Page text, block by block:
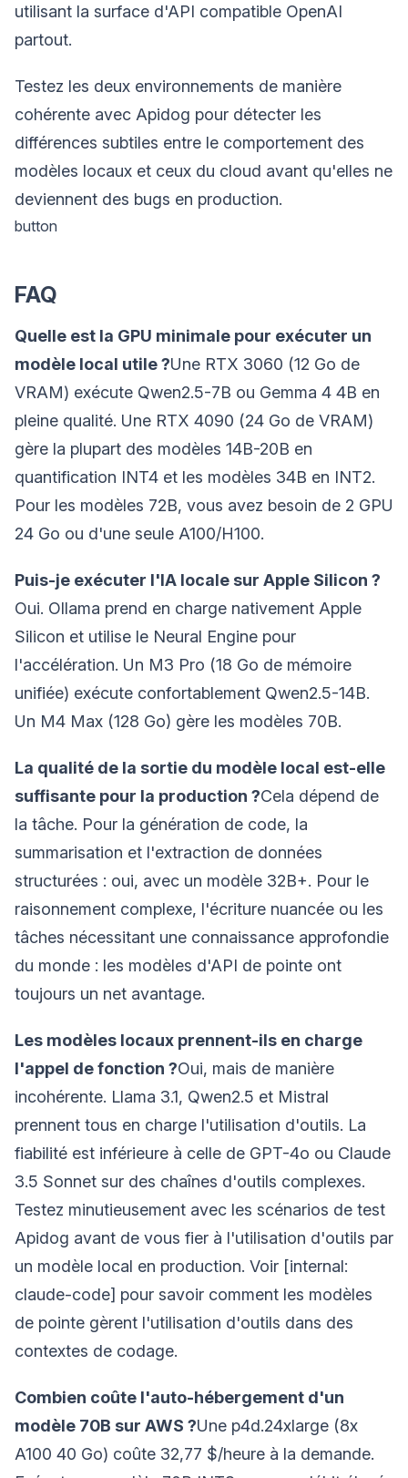
utilisant la surface d'API compatible OpenAI
partout.
Testez les deux environnements de manière
cohérente avec Apidog pour détecter les
différences subtiles entre le comportement des
modèles locaux et ceux du cloud avant qu'elles ne
deviennent des bugs en production.
button
FAQ
Quelle est la GPU minimale pour exécuter un
modèle local utile ?Une RTX 3060 (12 Go de
VRAM) exécute Qwen2.5-7B ou Gemma 4 4B en
pleine qualité. Une RTX 4090 (24 Go de VRAM)
gère la plupart des modèles 14B-20B en
quantification INT4 et les modèles 34B en INT2.
Pour les modèles 72B, vous avez besoin de 2 GPU
24 Go ou d'une seule A100/H100.
Puis-je exécuter l'IA locale sur Apple Silicon ?
Oui. Ollama prend en charge nativement Apple
Silicon et utilise le Neural Engine pour
l'accélération. Un M3 Pro (18 Go de mémoire
unifiée) exécute confortablement Qwen2.5-14B.
Un M4 Max (128 Go) gère les modèles 70B.
La qualité de la sortie du modèle local est-elle
suffisante pour la production ?Cela dépend de
la tâche. Pour la génération de code, la
summarisation et l'extraction de données
structurées : oui, avec un modèle 32B+. Pour le
raisonnement complexe, l'écriture nuancée ou les
tâches nécessitant une connaissance approfondie
du monde : les modèles d'API de pointe ont
toujours un net avantage.
Les modèles locaux prennent-ils en charge
l'appel de fonction ?Oui, mais de manière
incohérente. Llama 3.1, Qwen2.5 et Mistral
prennent tous en charge l'utilisation d'outils. La
fiabilité est inférieure à celle de GPT-4o ou Claude
3.5 Sonnet sur des chaînes d'outils complexes.
Testez minutieusement avec les scénarios de test
Apidog avant de vous fier à l'utilisation d'outils par
un modèle local en production. Voir [internal:
claude-code] pour savoir comment les modèles
de pointe gèrent l'utilisation d'outils dans des
contextes de codage.
Combien coûte l'auto-hébergement d'un
modèle 70B sur AWS ?Une p4d.24xlarge (8x
A100 40 Go) coûte 32,77 $/heure à la demande.